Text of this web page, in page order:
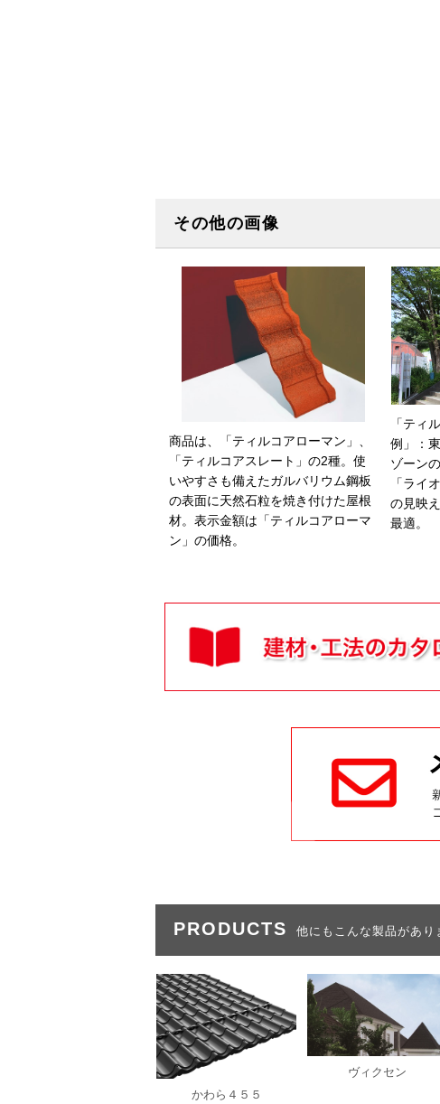
その他の画像
商品は、「ティルコアローマン」、
「ティルコアスレート」の2種。使
いやすさも備えたガルバリウム鋼板
の表面に天然石粒を焼き付けた屋根
材。表示金額は「ティルコアローマ
ン」の価格。
「ティ
例」：
ゾーン
「ライ
の見映
最適。
PRODUCTS 他にもこんな製品があり
かわら４５５
ヴィクセン